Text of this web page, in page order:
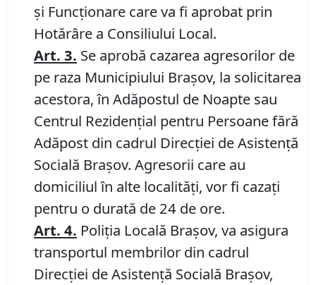
şi Funcţionare care va fi aprobat prin
Hotărâre a Consiliului Local.
Art. 3. Se aprobă cazarea agresorilor de
pe raza Municipiului Braşov, la solicitarea
acestora, în Adăpostul de Noapte sau
Centrul Rezidenţial pentru Persoane fără
Adăpost din cadrul Direcţiei de Asistenţă
Socială Braşov. Agresorii care au
domiciliul în alte localităţi, vor fi cazaţi
pentru o durată de 24 de ore.
Art. 4. Poliţia Locală Braşov, va asigura
transportul membrilor din cadrul
Direcţiei de Asistenţă Socială Braşov,